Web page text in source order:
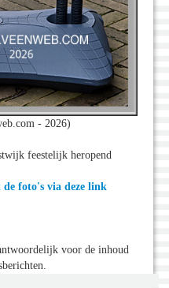
- 2026)
feestelijk heropend
foto's via deze link
voor de inhoud